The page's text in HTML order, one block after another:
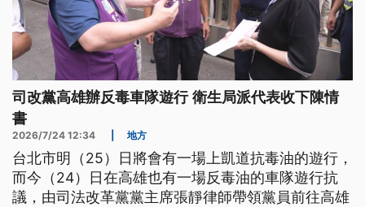
司改黨高雄辦反毒車隊遊行 衛生局派代表收下陳情
書
2026/7/24 12:34 地方
台北市明（25）日將會有一場上凱道抗毒油的遊行，
而今（24）日在高雄也有一場反毒油的車隊遊行抗
議，由司法改革黨黨主席張靜律師帶領黨員前往高雄